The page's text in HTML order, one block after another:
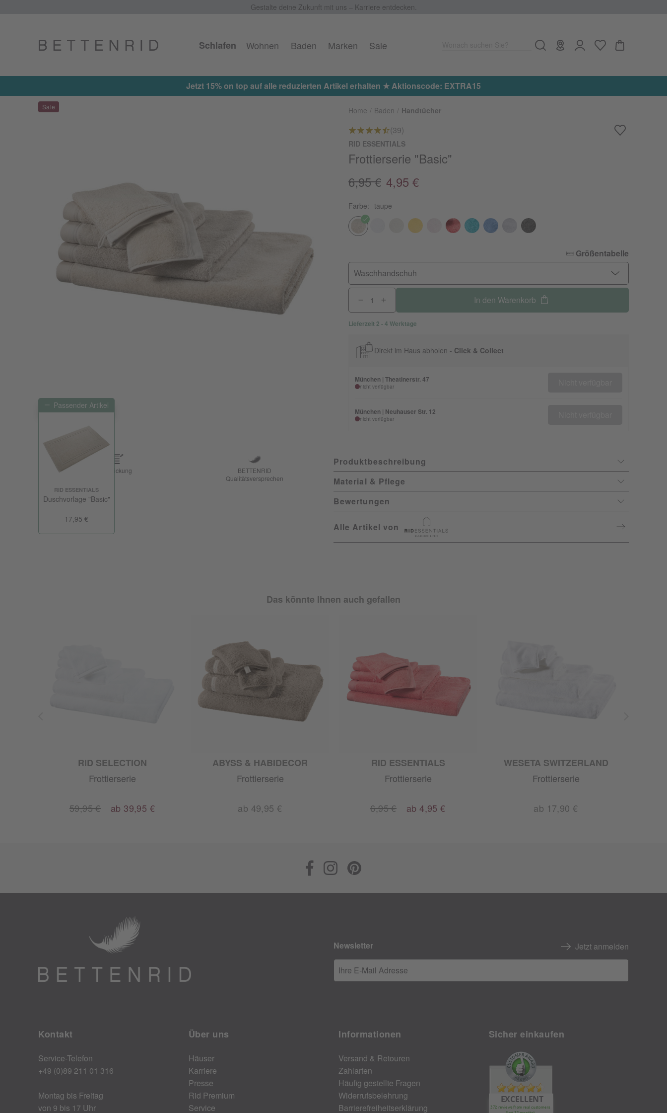
Gestalte deine Zukunft mit uns – Karriere entdecken.
Schlafen Wohnen Baden Marken Sale
Jetzt 15% on top auf alle reduzierten Artikel erhalten ★ Aktionscode: EXTRA15
Home Baden Handtücher
Passender Artikel
RID ESSENTIALS
Duschvorlage "Basic"
17,95 €
(39)
RID ESSENTIALS
Frottierserie "Basic"
6,95 € 4,95 €
Farbe: taupe
Größentabelle
Waschhandschuh
In den Warenkorb
Lieferzeit 2 - 4 Werktage
Direkt im Haus abholen - Click & Collect
München | Theatinerstr. 47
nicht verfügbar
München | Neuhauser Str. 12
nicht verfügbar
Bestickung
BETTENRID
Qualitätsversprechen
Produktbeschreibung
Material & Pflege
Bewertungen
Alle Artikel von
Das könnte Ihnen auch gefallen
RID SELECTION
Frottierserie
59,95 € ab 39,95 €
ABYSS & HABIDECOR
Frottierserie
ab 49,95 €
RID ESSENTIALS
Frottierserie
6,95 € ab 4,95 €
WESETA SWITZERLAND
Frottierserie
ab 17,90 €
Newsletter Jetzt anmelden
Ihre E-Mail Adresse
Kontakt
Service-Telefon
+49 (0)89 211 01 316
Montag bis Freitag
von 9 bis 17 Uhr
Über uns
Häuser
Karriere
Presse
Rid Premium
Service
Informationen
Versand & Retouren
Zahlarten
Häufig gestellte Fragen
Widerrufsbelehrung
Barrierefreiheitserklärung
Sicher einkaufen
EXCELLENT
372 reviews from real customers